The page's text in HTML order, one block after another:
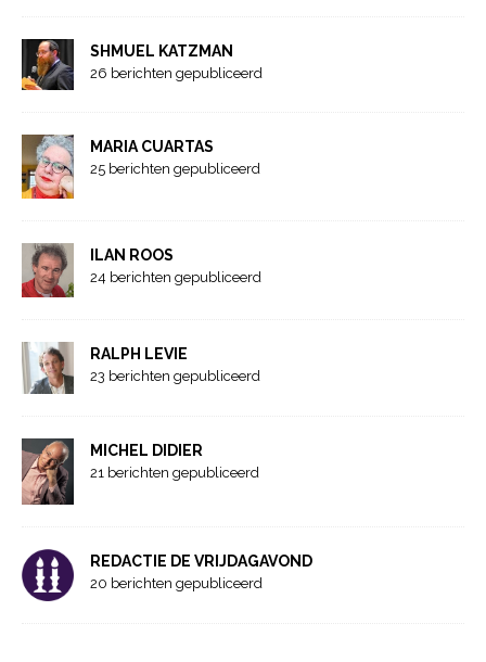
SHMUEL KATZMAN
26 berichten gepubliceerd
MARIA CUARTAS
25 berichten gepubliceerd
ILAN ROOS
24 berichten gepubliceerd
RALPH LEVIE
23 berichten gepubliceerd
MICHEL DIDIER
21 berichten gepubliceerd
REDACTIE DE VRIJDAGAVOND
20 berichten gepubliceerd